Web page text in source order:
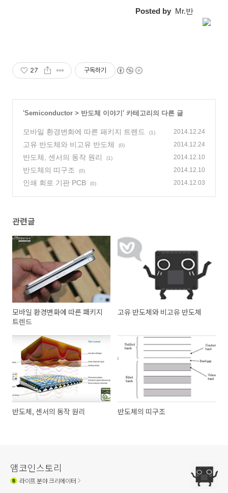
Posted by Mr.반
27 구독하기
'Semiconductor > 반도체 이야기 ' 카테고리의 다른 글
모바일 환경변화에 따른 패키지 트렌드 (1) 2014.12.24
고유 반도체와 비고유 반도체 (0) 2014.12.24
반도체, 센서의 동작 원리 (1) 2014.12.10
반도체의 띠구조 (0) 2014.12.10
인쇄 회로 기판 PCB (0) 2014.12.03
관련글
모바일 환경변화에 따른 패키지
트렌드
고유 반도체와 비고유 반도체
반도체, 센서의 동작 원리 반도체의 띠구조
앰코인스토리
라이프분야 크리에이터